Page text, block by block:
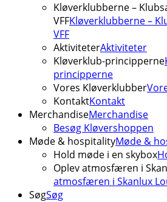
Kløverklubberne –
VFFKløverklubberne –
VFF
AktiviteterAktiviteter
Kløverklub-principperne
principperne
Vores Kløverklubber
KontaktKontakt
MerchandiseMerchandise
Besøg Kløvershoppen
Møde & hospitalityMøde &
Hold møde i en skybox
Oplev atmosfæren i
atmosfæren i Skanlux
SøgSøg